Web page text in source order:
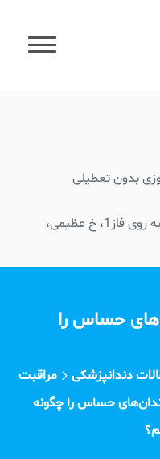
شهرک اکباتان، بلوار نفیسی،روبه روی فاز1، خ عظیمی،
حساس را
دندانپزشکی
مراقبت
حساس را چگونه